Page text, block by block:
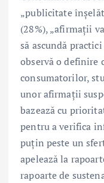
„publicitate
(28%), „afirmații
să ascundă
observă o definire
consumatorilor,
unor afirmații
bazează cu
pentru a verifica
puțin peste un
apelează la
rapoarte de